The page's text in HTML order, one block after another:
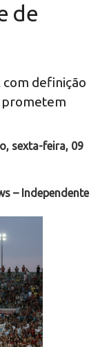
de
definição
prometem
sexta-feira, 09
– Independente